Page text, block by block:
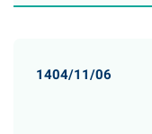
1404/11/06